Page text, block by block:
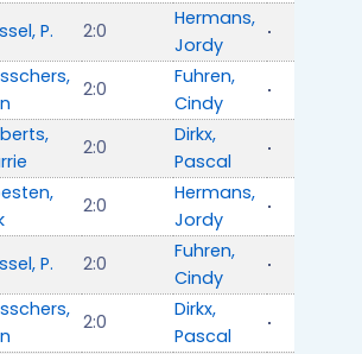
P. 2:0
Hermans,
Jordy
2:0
Fuhren,
Cindy
2:0
Dirkx,
Pascal
2:0
Hermans,
Jordy
P. 2:0
Fuhren,
Cindy
2:0
Dirkx,
Pascal